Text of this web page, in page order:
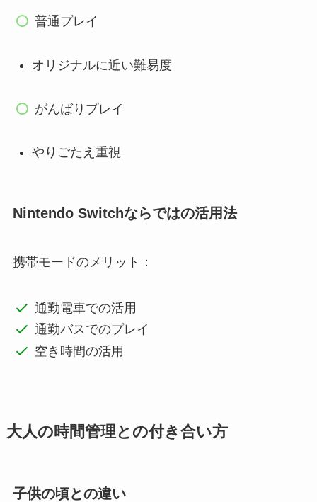
普通プレイ
オリジナルに近い難易度
がんばりプレイ
やりごたえ重視
Nintendo Switchならではの活用法
携帯モードのメリット：
通勤電車での活用
通勤バスでのプレイ
空き時間の活用
大人の時間管理との付き合い方
子供の頃との違い